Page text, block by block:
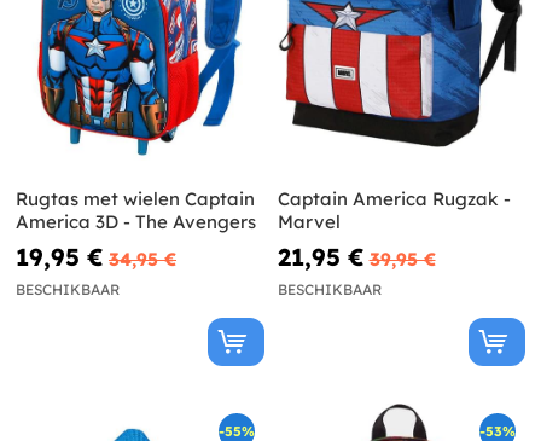
Rugtas met wielen Captain
America 3D - The Avengers
19,95 € 34,95 €
BESCHIKBAAR
Captain America Rugzak -
Marvel
21,95 € 39,95 €
BESCHIKBAAR
-55% -53%